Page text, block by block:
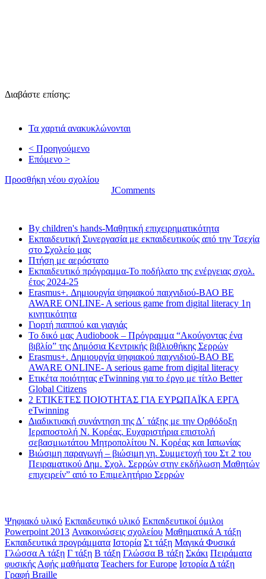
Διαβάστε επίσης:
Τα χαρτιά ανακυκλώνονται
< Προηγούμενο
Επόμενο >
Προσθήκη νέου σχολίου
JComments
By children's hands-Μαθητική επιχειρηματικότητα
Εκπαιδευτική Συνεργασία με εκπαιδευτικούς από την Τσεχία
στο Σχολείο μας
Πτήση με αερόστατο
Εκπαιδευτικό πρόγραμμα-Το ποδήλατο της ενέργειας σχολ.
έτος 2024-25
Erasmus+. Δημιουργία ψηφιακού παιχνιδιού-ΒΑΟ BE
AWARE ONLINE- A serious game from digital literacy 1η
κινητικότητα
Γιορτή παππού και γιαγιάς
Το δικό μας Audiobook – Πρόγραμμα “Ακούγοντας ένα
βιβλίο” της Δημόσια Κεντρικής βιβλιοθήκης Σερρών
Erasmus+. Δημιουργία ψηφιακού παιχνιδιού-ΒΑΟ BE
AWARE ONLINE- A serious game from digital literacy
Ετικέτα ποιότητας eTwinning για το έργο με τίτλο Better
Global Citizens
2 ΕΤΙΚΕΤΕΣ ΠΟΙΟΤΗΤΑΣ ΓΙΑ ΕΥΡΩΠΑΪΚΑ ΕΡΓΑ
eTwinning
Διαδικτυακή συνάντηση της Δ΄ τάξης με την Ορθόδοξη
Ιεραποστολή Ν. Κορέας. Ευχαριστήρια επιστολή
σεβασμιωτάτου Μητροπολίτου Ν. Κορέας και Ιαπωνίας
Βιώσιμη παραγωγή – βιώσιμη γη. Συμμετοχή του Στ 2 του
Πειραματικού Δημ. Σχολ. Σερρών στην εκδήλωση Μαθητών
επιχειρείν” από το Επιμελητήριο Σερρών
Ψηφιακό υλικό Εκπαιδευτικό υλικό Εκπαιδευτικοί όμιλοι
Powerpoint 2013 Ανακοινώσεις σχολείου Μαθηματικά Α τάξη
Εκπαιδευτικά προγράμματα Ιστορία Στ τάξη Μαγικά Φυσικά
Γλώσσα Α τάξη Γ τάξη Β τάξη Γλώσσα Β τάξη Σκάκι Πειράματα
φυσικής Αφής μαθήματα Teachers for Europe Ιστορία Δ τάξη
Γραφή Braille